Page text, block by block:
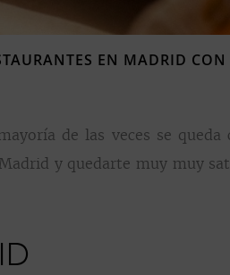
EN MADRID
de las veces se
y quedarte muy muy